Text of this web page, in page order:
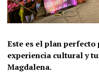
Este es el plan
experiencia cultural y
Magdalena.